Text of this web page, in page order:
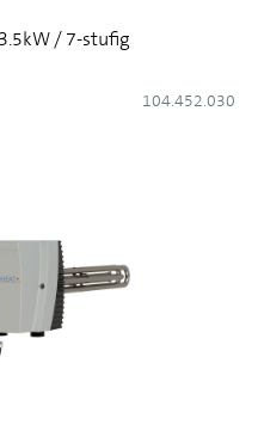
/ 7-stufig
104.452.030